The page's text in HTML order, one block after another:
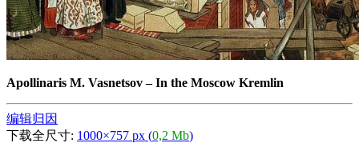
Apollinaris M. Vasnetsov–In the Moscow Kremlin
编辑归因
下载全尺寸: 1000×757 px (0,2 Mb)